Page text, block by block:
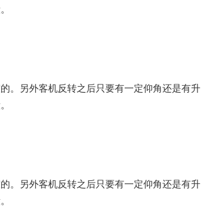
。另外客机反转之后只要有一定仰角还是有升
。另外客机反转之后只要有一定仰角还是有升